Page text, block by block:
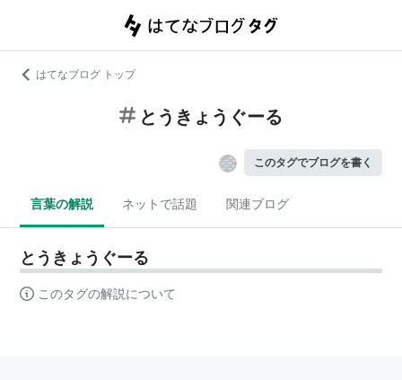
はてなブログ トップ
とうきょうぐーる
このタグでブログを書く
言葉の解説 ネットで話題 関連ブログ
とうきょうぐーる
このタグの解説について